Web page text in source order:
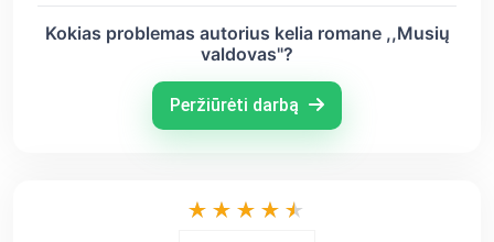
Kokias problemas autorius kelia romane ,,Musių
valdovas"?
Peržiūrėti darbą